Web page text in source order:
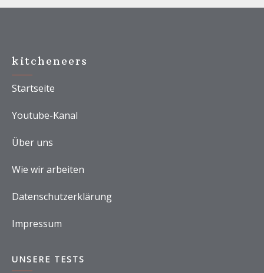
kitcheneers
Startseite
Youtube-Kanal
Über uns
Wie wir arbeiten
Datenschutzerklärung
Impressum
UNSERE TESTS